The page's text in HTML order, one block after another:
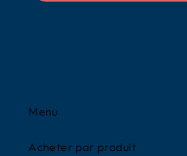
Menu
Acheter par produit